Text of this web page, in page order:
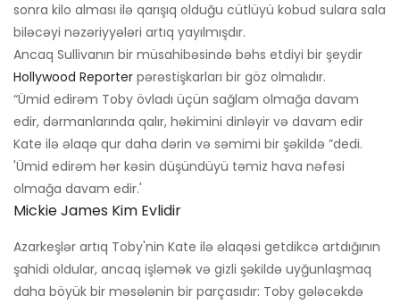
sonra kilo alması ilə qarışıq olduğu cütlüyü kobud sulara sala
biləcəyi nəzəriyyələri artıq yayılmışdır.
Ancaq Sullivanın bir müsahibəsində bəhs etdiyi bir şeydir
Hollywood Reporter pərəstişkarları bir göz olmalıdır.
“Ümid edirəm Toby övladı üçün sağlam olmağa davam
edir, dərmanlarında qalır, həkimini dinləyir və davam edir
Kate ilə əlaqə qur daha dərin və səmimi bir şəkildə ”dedi.
'Ümid edirəm hər kəsin düşündüyü təmiz hava nəfəsi
olmağa davam edir.'
Mickie James Kim Evlidir
Azarkeşlər artıq Toby'nin Kate ilə əlaqəsi getdikcə artdığının
şahidi oldular, ancaq işləmək və gizli şəkildə uyğunlaşmaq
daha böyük bir məsələnin bir parçasıdır: Toby gələcəkdə